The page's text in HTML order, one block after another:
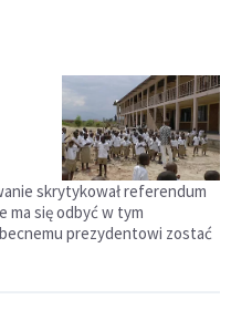
skrytykował referendum
się odbyć w tym
prezydentowi zostać